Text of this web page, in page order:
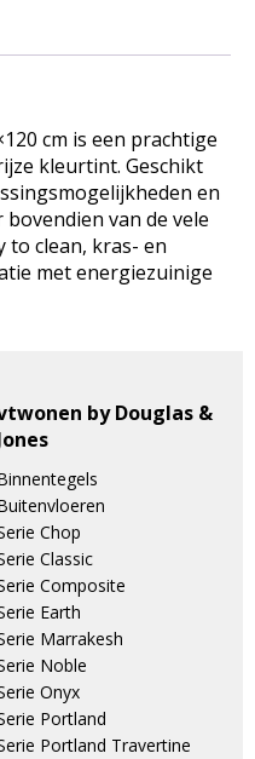
cm is een prachtige
kleurtint. Geschikt
en
van de vele
to clean, kras- en
met energiezuinige
by Douglas &
Chop
Classic
Composite
Earth
Marrakesh
Noble
Onyx
Portland
Portland Travertine